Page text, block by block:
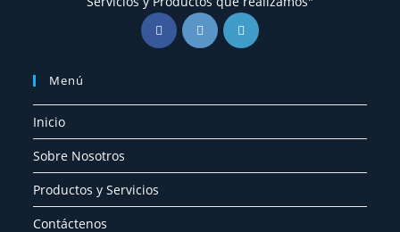
Menú
Inicio
Sobre Nosotros
Productos y Servicios
Contáctenos